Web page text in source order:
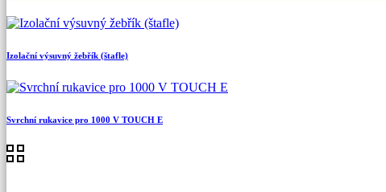
Izolační výsuvný žebřík (štafle)
Svrchní rukavice pro 1000 V TOUCH E